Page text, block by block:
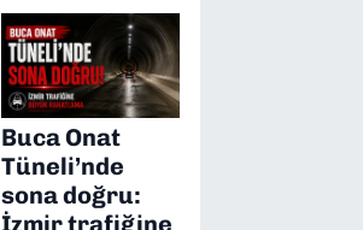
Buca Onat
Tüneli’nde
sona doğru:
İzmir trafiğine